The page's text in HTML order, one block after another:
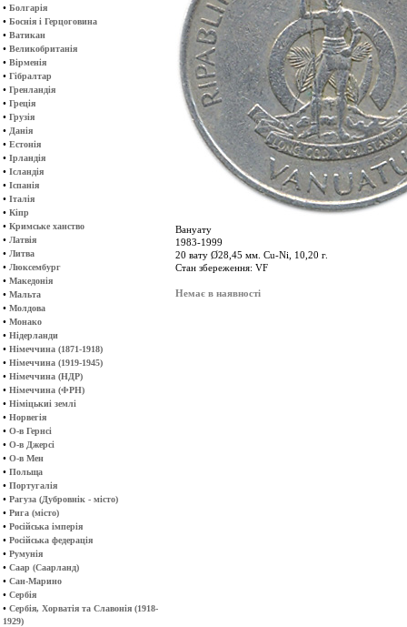
• Болгарія
• Боснія і Герцоговина
• Ватикан
• Великобританія
• Вірменія
• Гібралтар
• Гренландія
• Греція
• Грузія
• Данія
• Естонія
• Ірландія
• Ісландія
• Іспанія
• Італія
• Кіпр
• Кримське ханство
• Латвія
• Литва
• Люксембург
• Македонія
• Мальта
• Молдова
• Монако
• Нідерланди
• Німеччина (1871-1918)
• Німеччина (1919-1945)
• Німеччина (НДР)
• Німеччина (ФРН)
• Німіцькиі землі
• Норвегія
• О-в Гернсі
• О-в Джерсі
• О-в Мен
• Польща
• Португалія
• Рагуза (Дубровнік - місто)
• Рига (місто)
• Російська імперія
• Російська федерація
• Румунія
• Саар (Саарланд)
• Сан-Марино
• Сербія
• Сербія, Хорватія та Славонія (1918-
1929)
Вануату
1983-1999
20 вату Ø28,45 мм. Cu-Ni, 10,20 г.
Стан збереження: VF
Немає в наявності